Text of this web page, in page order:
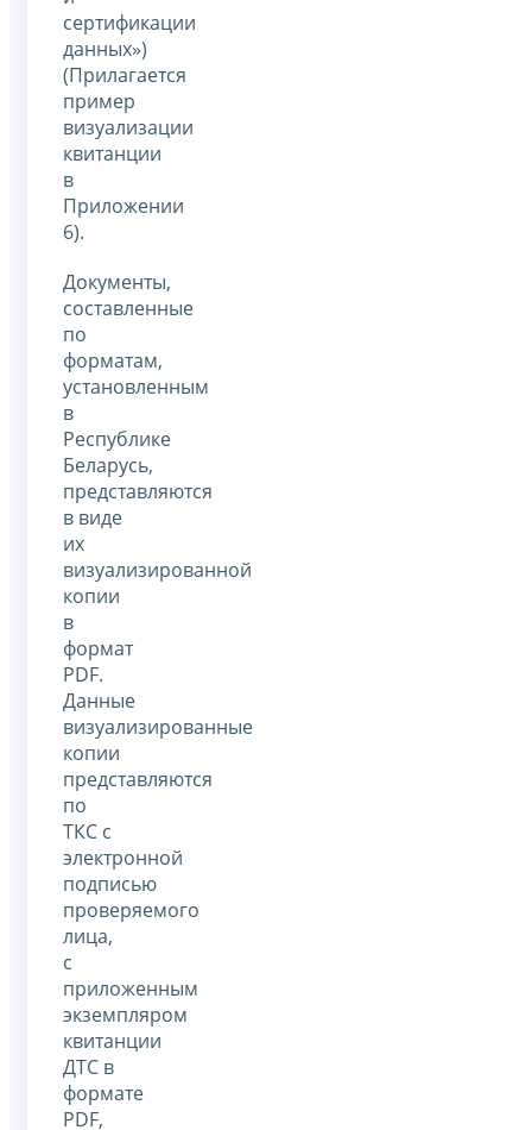
сертификации
данных»)
(Прилагается
пример
визуализации
квитанции
в
Приложении
6).
Документы,
составленные
по
форматам,
установленным
в
Республике
Беларусь,
представляются
в виде
их
визуализированной
копии
в
формат
PDF.
Данные
визуализированные
копии
представляются
по
ТКС с
электронной
подписью
проверяемого
лица,
с
приложенным
экземпляром
квитанции
ДТС в
формате
PDF,